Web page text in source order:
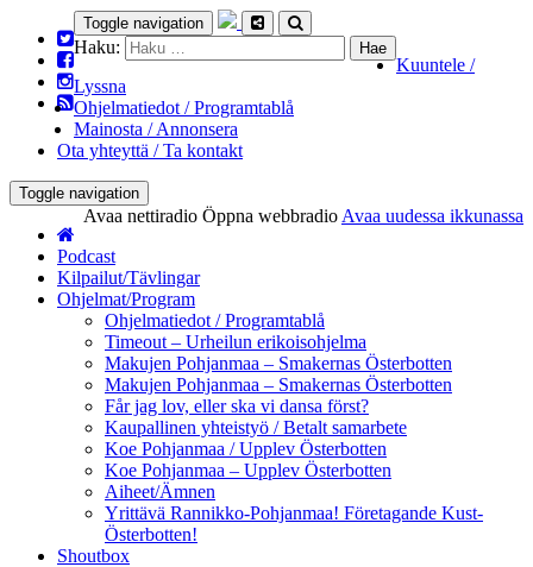
Toggle navigation
Haku:
Kuuntele /
Lyssna
Ohjelmatiedot / Programtablå
Mainosta / Annonsera
Ota yhteyttä / Ta kontakt
Toggle navigation
Avaa nettiradio Öppna webbradio Avaa uudessa ikkunassa
Podcast
Kilpailut/Tävlingar
Ohjelmat/Program
Ohjelmatiedot / Programtablå
Timeout – Urheilun erikoisohjelma
Makujen Pohjanmaa – Smakernas Österbotten
Makujen Pohjanmaa – Smakernas Österbotten
Får jag lov, eller ska vi dansa först?
Kaupallinen yhteistyö / Betalt samarbete
Koe Pohjanmaa / Upplev Österbotten
Koe Pohjanmaa – Upplev Österbotten
Aiheet/Ämnen
Yrittävä Rannikko-Pohjanmaa! Företagande Kust-
Österbotten!
Shoutbox